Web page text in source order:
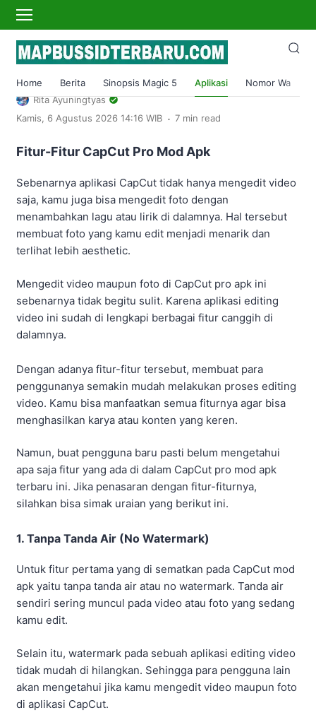
Home Berita Sinopsis Magic 5 Aplikasi Nomor Wa
Home›Aplikasi
CapCut Mod Apk Pro Edit Video Tanpa
Watermark Terbaru 2023
Rita Ayuningtyas
Kamis, 6 Agustus 2026 14:16 WIB . 7 min read
Fitur-Fitur CapCut Pro Mod Apk
Sebenarnya aplikasi CapCut tidak hanya mengedit video
saja, kamu juga bisa mengedit foto dengan
menambahkan lagu atau lirik di dalamnya. Hal tersebut
membuat foto yang kamu edit menjadi menarik dan
terlihat lebih aesthetic.
Mengedit video maupun foto di CapCut pro apk ini
sebenarnya tidak begitu sulit. Karena aplikasi editing
video ini sudah di lengkapi berbagai fitur canggih di
dalamnya.
Dengan adanya fitur-fitur tersebut, membuat para
penggunanya semakin mudah melakukan proses editing
video. Kamu bisa manfaatkan semua fiturnya agar bisa
menghasilkan karya atau konten yang keren.
Namun, buat pengguna baru pasti belum mengetahui
apa saja fitur yang ada di dalam CapCut pro mod apk
terbaru ini. Jika penasaran dengan fitur-fiturnya,
silahkan bisa simak uraian yang berikut ini.
1. Tanpa Tanda Air (No Watermark)
Untuk fitur pertama yang di sematkan pada CapCut mod
apk yaitu tanpa tanda air atau no watermark. Tanda air
sendiri sering muncul pada video atau foto yang sedang
kamu edit.
Selain itu, watermark pada sebuah aplikasi editing video
tidak mudah di hilangkan. Sehingga para pengguna lain
akan mengetahui jika kamu mengedit video maupun foto
di aplikasi CapCut.